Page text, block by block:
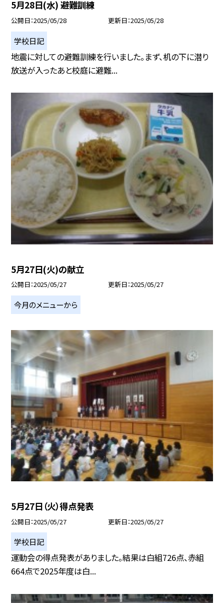
5月28日(水) 避難訓練
公開日 2025/05/28 更新日 2025/05/28
学校日記
地震に対しての避難訓練を行いました。まず、机の下に潜り
放送が入ったあと校庭に避難...
5月27日(火)の献立
公開日 2025/05/27 更新日 2025/05/27
今月のメニューから
5月27日（火）得点発表
公開日 2025/05/27 更新日 2025/05/27
学校日記
運動会の得点発表がありました。結果は白組726点、赤組
664点で2025年度は白...